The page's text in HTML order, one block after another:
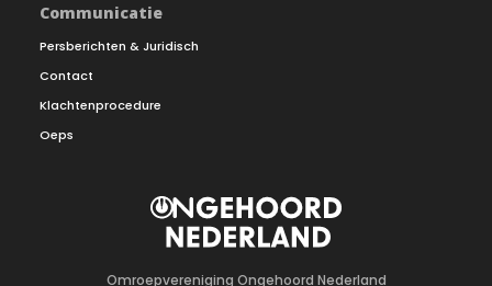
Communicatie
Persberichten & Juridisch
Contact
Klachtenprocedure
Oeps
Omroepvereniging Ongehoord Nederland